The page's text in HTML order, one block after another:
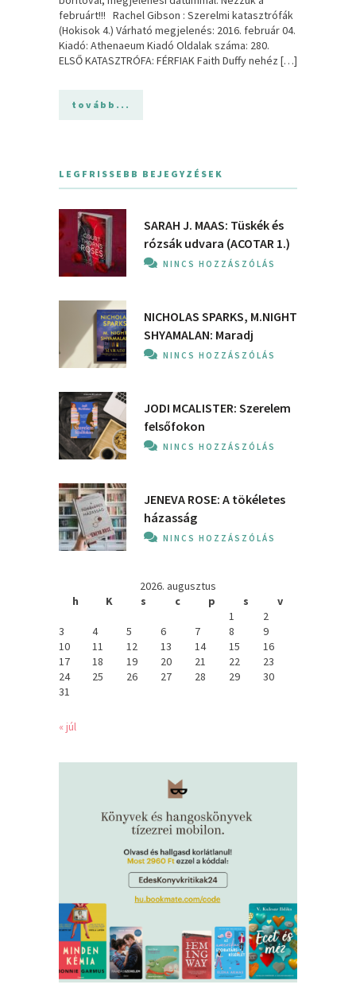
februárt!!! Rachel Gibson : Szerelmi katasztrófák
(Hokisok 4.) Várható megjelenés: 2016. február 04.
Kiadó: Athenaeum Kiadó Oldalak száma: 280.
ELSŐ KATASZTRÓFA: FÉRFIAK Faith Duffy nehéz […]
tovább...
LEGFRISSEBB BEJEGYZÉSEK
SARAH J. MAAS: Tüskék és
rózsák udvara (ACOTAR 1.)
NINCS HOZZÁSZÓLÁS
NICHOLAS SPARKS, M.NIGHT
SHYAMALAN: Maradj
NINCS HOZZÁSZÓLÁS
JODI MCALISTER: Szerelem
felsőfokon
NINCS HOZZÁSZÓLÁS
JENEVA ROSE: A ​tökéletes
házasság
NINCS HOZZÁSZÓLÁS
2026. augusztus
h
K s c p s
v
1
2
3
4 5 6 7 8
9
10
11 12 13 14 15
16
17
18 19 20 21 22
23
24
25 26 27 28 29
30
31
« júl